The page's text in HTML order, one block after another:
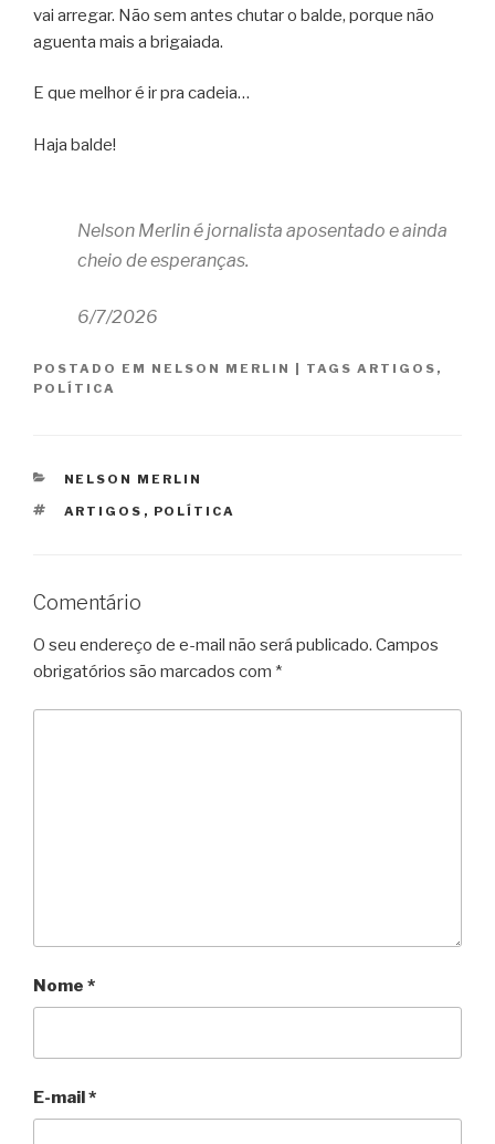
vai arregar. Não sem antes chutar o balde, porque não
aguenta mais a brigaiada.
E que melhor é ir pra cadeia…
Haja balde!
Nelson Merlin é jornalista aposentado e ainda
cheio de esperanças.
6/7/2026
POSTADO EM NELSON MERLIN TAGS ARTIGOS ,
POLÍTICA
CATEGORIAS
NELSON MERLIN
TAGS
ARTIGOS , POLÍTICA
Comentário
O seu endereço de e-mail não será publicado. Campos
obrigatórios são marcados com *
Nome *
E-mail*